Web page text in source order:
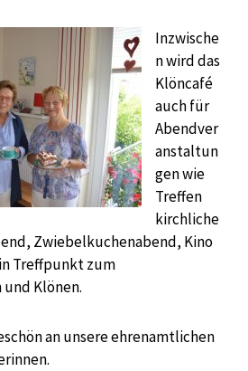
Inzwische
n wird das
Klöncafé
auch für
Abendver
anstaltun
gen wie
Treffen
kirchliche
Zwiebelkuchenabend, Kino
Treffpunkt zum
Klönen.
an unsere ehrenamtlichen